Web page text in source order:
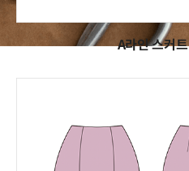
A라인 스커트